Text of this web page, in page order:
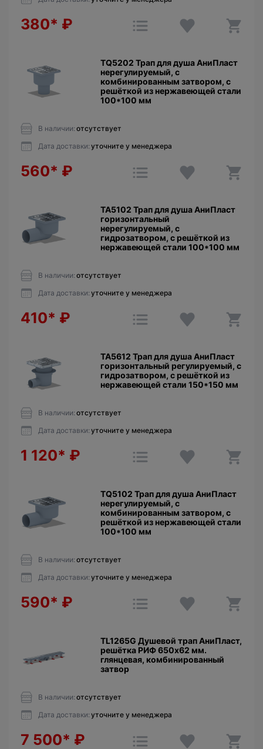
380* ₽
TQ5202 Трап для душа АниПласт
нерегулируемый, с
комбинированным затвором, с
решёткой из нержавеющей стали
100*100 мм
В наличии: отсутствует
Дата доставки: уточните у менеджера
560* ₽
TA5102 Трап для душа АниПласт
горизонтальный
нерегулируемый, с
гидрозатвором, с решёткой из
нержавеющей стали 100*100 мм
В наличии: отсутствует
Дата доставки: уточните у менеджера
410* ₽
TA5612 Трап для душа АниПласт
горизонтальный регулируемый, с
гидрозатвором, с решёткой из
нержавеющей стали 150*150 мм
В наличии: отсутствует
Дата доставки: уточните у менеджера
1 120* ₽
TQ5102 Трап для душа АниПласт
нерегулируемый, с
комбинированным затвором, с
решёткой из нержавеющей стали
100*100 мм
В наличии: отсутствует
Дата доставки: уточните у менеджера
590* ₽
TL1265G Душевой трап АниПласт,
решётка РИФ 650х62 мм.
глянцевая, комбинированный
затвор
В наличии: отсутствует
Дата доставки: уточните у менеджера
7 500* ₽